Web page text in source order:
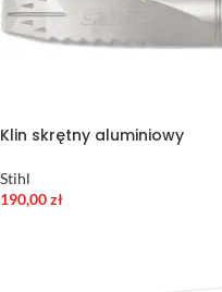
Klin skrętny aluminiowy
Stihl
190,00zł